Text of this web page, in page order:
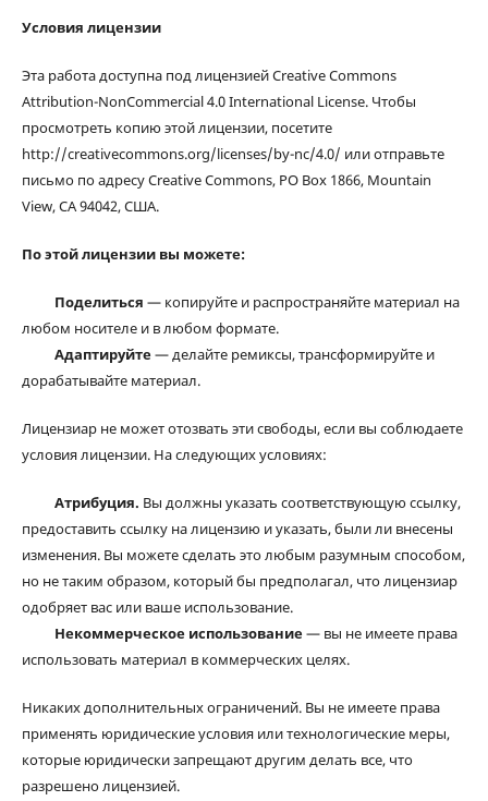
Условия лицензии
Эта работа доступна под лицензией Creative Commons
Attribution-NonCommercial 4.0 International License. Чтобы
просмотреть копию этой лицензии, посетите
http://creativecommons.org/licenses/by-nc/4.0/ или отправьте
письмо по адресу Creative Commons, PO Box 1866, Mountain
View, CA 94042, США.
По этой лицензии вы можете:
Поделиться — копируйте и распространяйте материал на
любом носителе и в любом формате.
Адаптируйте— делайте ремиксы, трансформируйте и
дорабатывайте материал.
Лицензиар не может отозвать эти свободы, если вы соблюдаете
условия лицензии. На следующих условиях:
Атрибуция. Вы должны указать соответствующую ссылку,
предоставить ссылку на лицензию и указать, были ли внесены
изменения. Вы можете сделать это любым разумным способом,
но не таким образом, который бы предполагал, что лицензиар
одобряет вас или ваше использование.
Некоммерческое использование— вы не имеете права
использовать материал в коммерческих целях.
Никаких дополнительных ограничений. Вы не имеете права
применять юридические условия или технологические меры,
которые юридически запрещают другим делать все, что
разрешено лицензией.